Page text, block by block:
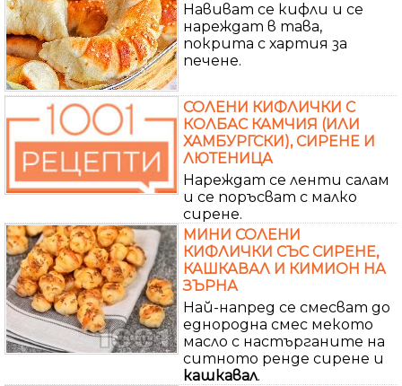
Навиват се кифли и се
нареждат в тава,
покрита с хартия за
печене.
СОЛЕНИ КИФЛИЧКИ С
КОЛБАС КАМЧИЯ (ИЛИ
ХАМБУРГСКИ), СИРЕНЕ И
ЛЮТЕНИЦА
Нареждат се ленти салам
и се поръсват с малко
сирене.
МИНИ СОЛЕНИ
КИФЛИЧКИ СЪС СИРЕНЕ,
КАШКАВАЛ И КИМИОН НА
ЗЪРНА
Най-напред се смесват до
еднородна смес мекото
масло с настърганите на
ситното ренде сирене и
кашкавал.